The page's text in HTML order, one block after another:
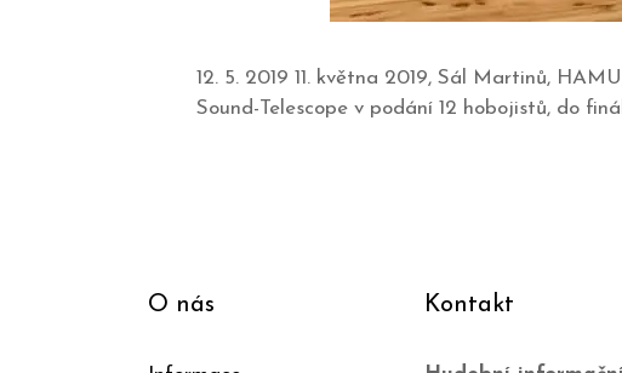
12. 5. 2019 11. května 2019, Sál Martinů,
Sound-Telescope v podání 12 hobojistů, do
O nás Kontakt